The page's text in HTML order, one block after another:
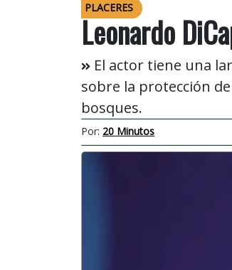
PLACERES
Leonardo
El actor tiene una
sobre la protección
bosques.
Por: 20 Minutos